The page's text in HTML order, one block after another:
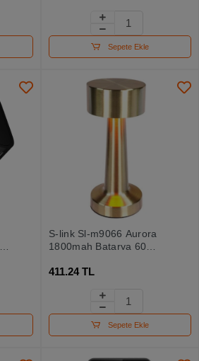
Sepete Ekle
S-link Sl-m9066 Aurora
1800mah Batarya 60
Dokunmatik Dekoratif
411.24 TL
Sepete Ekle